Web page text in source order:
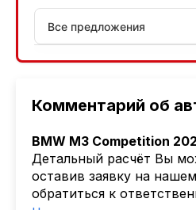
Комментарий об
BMW M3 Competition
Детальный расчёт Вы
оставив заявку на
обратиться к
Все предложения
АСБ лизинг
Лизинг: BYN 17% | USD 7.99%
Также доступен кредит "Проще
Активлизиг